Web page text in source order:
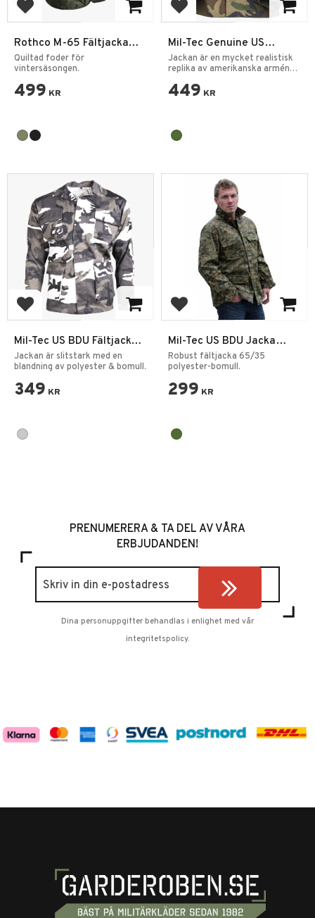
Lägg till i favoriter
Rothco M-65 Fältjacka
foder
Quiltad foder för
vintersäsongen.
499 KR
Lägg till i favoriter
Mil-Tec Genuine US
Fältjacka Ripstop
Woodland
Jackan är en mycket realistisk
replika av amerikanska arméns
449 KR
Lägg till i favoriter
Mil-Tec US BDU Fältjacka
City Kamouflage
Jackan är slitstark med en
blandning av polyester & bomull.
349 KR
Lägg till i favoriter
Mil-Tec US BDU Jacka
Digital Woodland
Robust fältjacka 65/35
polyester-bomull.
299 KR
PRENUMERERA & TA DEL AV VÅRA
ERBJUDANDEN!
Dina personuppgifter behandlas i enlighet med vår
integritetspolicy.